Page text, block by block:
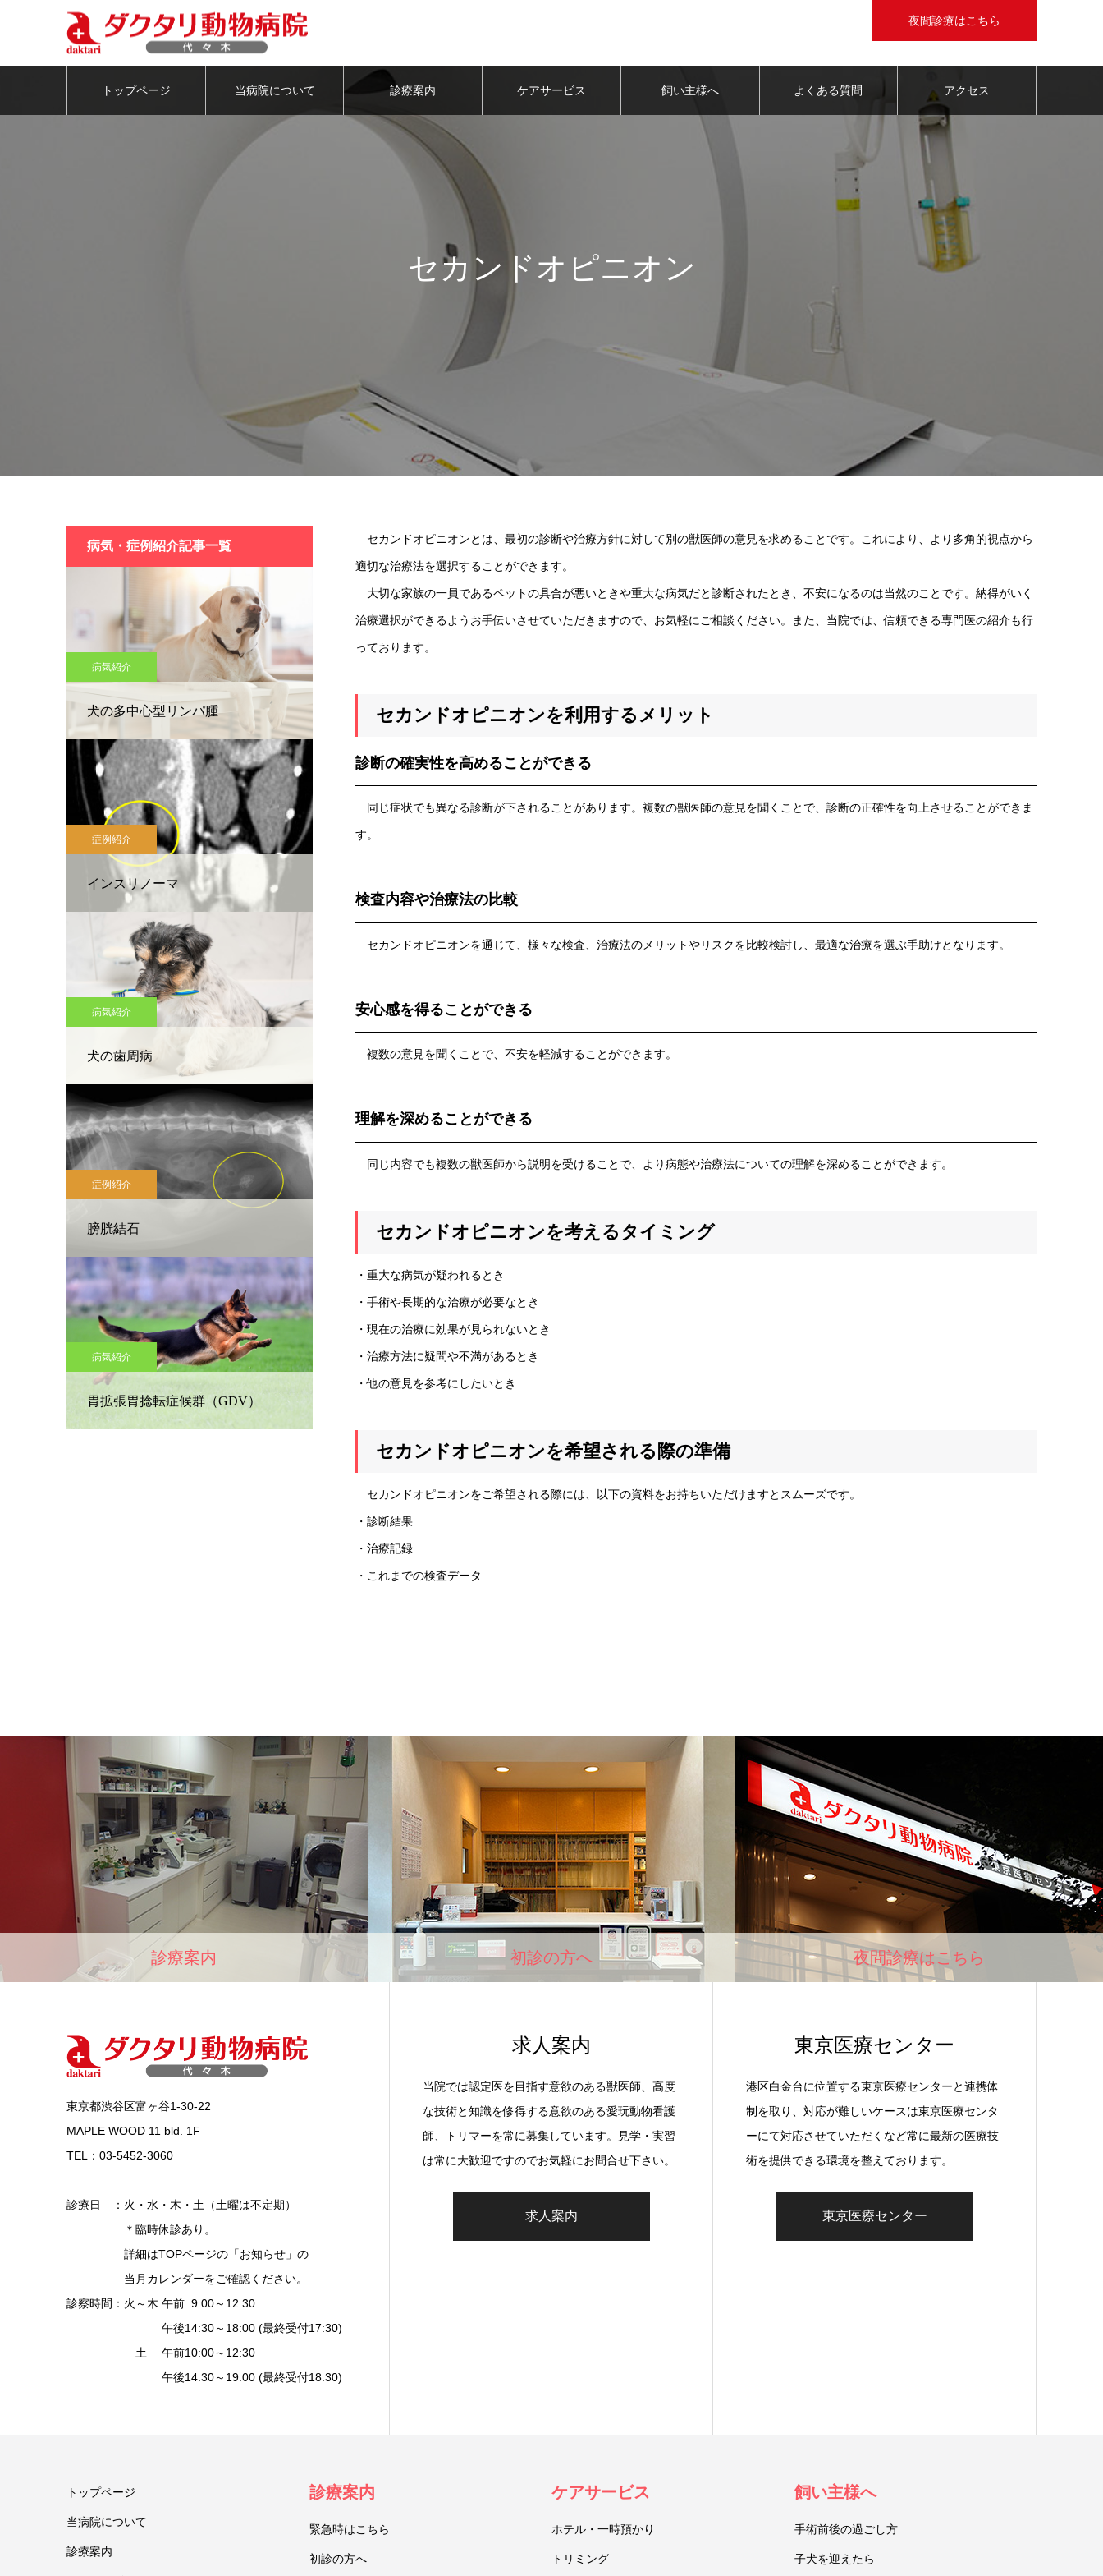
夜間診療はこちら
トップページ 当病院について 診療案内 ケアサービス 飼い主様へ よくある質問 アクセス
セカンドオピニオン
セカンドオピニオンとは、最初の診断や治療方針に対して別の獣医師の意見を求めることです。これにより、より多角的視点から
適切な治療法を選択することができます。
大切な家族の一員であるペットの具合が悪いときや重大な病気だと診断されたとき、不安になるのは当然のことです。納得がいく
治療選択ができるようお手伝いさせていただきますので、お気軽にご相談ください。また、当院では、信頼できる専門医の紹介も行
っております。
セカンドオピニオンを利用するメリット
診断の確実性を高めることができる
同じ症状でも異なる診断が下されることがあります。複数の獣医師の意見を聞くことで、診断の正確性を向上させることができま
す。
検査内容や治療法の比較
セカンドオピニオンを通じて、様々な検査、治療法のメリットやリスクを比較検討し、最適な治療を選ぶ手助けとなります。
安心感を得ることができる
複数の意見を聞くことで、不安を軽減することができます。
理解を深めることができる
同じ内容でも複数の獣医師から説明を受けることで、より病態や治療法についての理解を深めることができます。
セカンドオピニオンを考えるタイミング
・重大な病気が疑われるとき
・手術や長期的な治療が必要なとき
・現在の治療に効果が見られないとき
・治療方法に疑問や不満があるとき
・他の意見を参考にしたいとき
セカンドオピニオンを希望される際の準備
セカンドオピニオンをご希望される際には、以下の資料をお持ちいただけますとスムーズです。
・診断結果
・治療記録
・これまでの検査データ
病気・症例紹介記事一覧
病気紹介
犬の多中心型リンパ腫
症例紹介
インスリノーマ
病気紹介
犬の歯周病
症例紹介
膀胱結石
病気紹介
胃拡張胃捻転症候群（GDV）
診療案内 初診の方へ 夜間診療はこちら
東京都渋谷区富ヶ谷1-30-22
MAPLE WOOD 11 bld. 1F
TEL：03-5452-3060
診療日 ：火・水・木・土（土曜は不定期）
＊臨時休診あり。
詳細はTOPページの「お知らせ」の
当月カレンダーをご確認ください。
診察時間：火～木 午前 9:00～12:30
午後14:30～18:00 (最終受付17:30)
土 午前10:00～12:30
午後14:30～19:00 (最終受付18:30)
求人案内
当院では認定医を目指す意欲のある獣医師、高度
な技術と知識を修得する意欲のある愛玩動物看護
師、トリマーを常に募集しています。見学・実習
は常に大歓迎ですのでお気軽にお問合せ下さい。
求人案内
東京医療センター
港区白金台に位置する東京医療センターと連携体
制を取り、対応が難しいケースは東京医療センタ
ーにて対応させていただくなど常に最新の医療技
術を提供できる環境を整えております。
東京医療センター
トップページ
当病院について
診療案内
診療案内
緊急時はこちら
初診の方へ
ケアサービス
ホテル・一時預かり
トリミング
飼い主様へ
手術前後の過ごし方
子犬を迎えたら